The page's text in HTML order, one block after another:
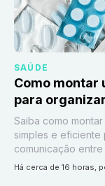
SAÚDE
Como montar
para
Saiba como
simples e eficiente
comunicação
há cerca de 16 horas,